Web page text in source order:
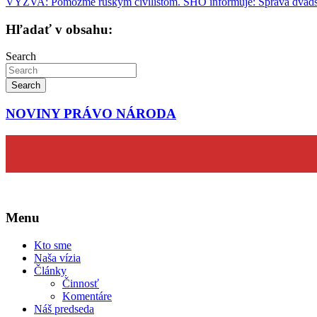
v
článku
Hľadať v obsahu:
Search
Search
NOVINY PRÁVO NÁRODA
Menu
Kto sme
Naša vízia
Články
Činnosť
Komentáre
Náš predseda